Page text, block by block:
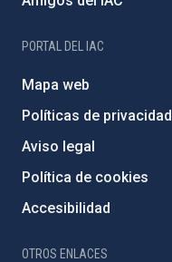
PORTAL DEL IAC
Mapa web
Políticas de privacidad
Aviso legal
Política de cookies
Accesibilidad
OTROS ENLACES